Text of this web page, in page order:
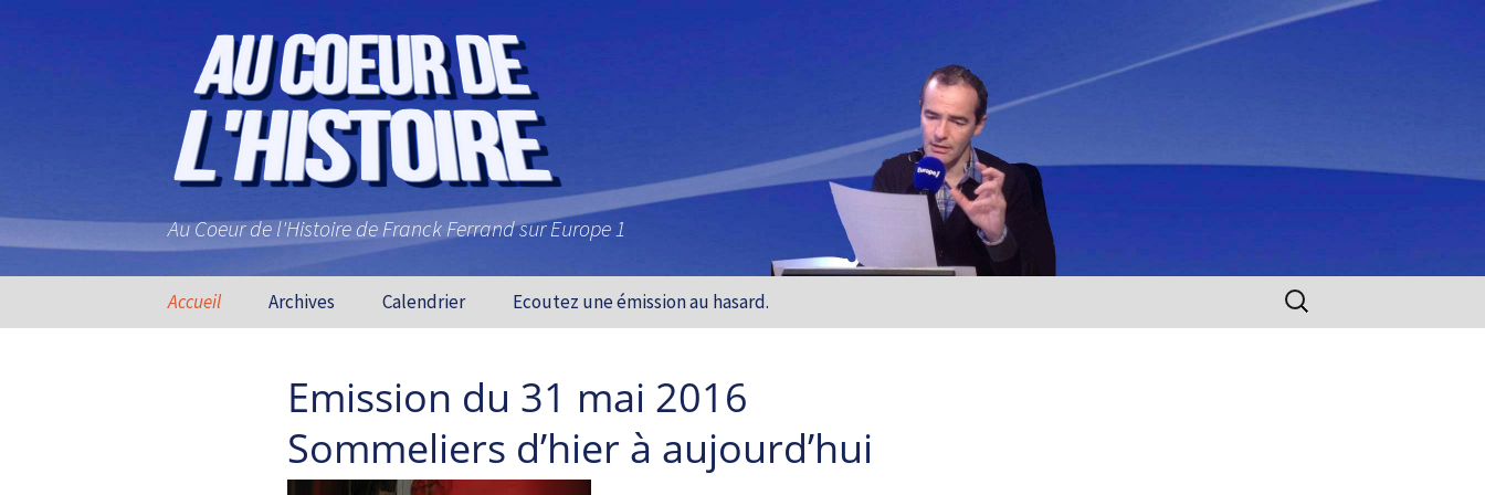
Au Coeur de l'Histoire de Franck Ferrand sur Europe 1
Aller au contenu principal
Accueil Archives Calendrier Ecoutez une émission au hasard. Rechercher :
Emission du 31 mai 2016
Sommeliers d’hier à aujourd’hui